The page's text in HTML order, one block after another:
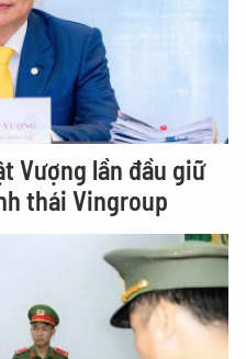
Vượng lần đầu giữ
thái Vingroup